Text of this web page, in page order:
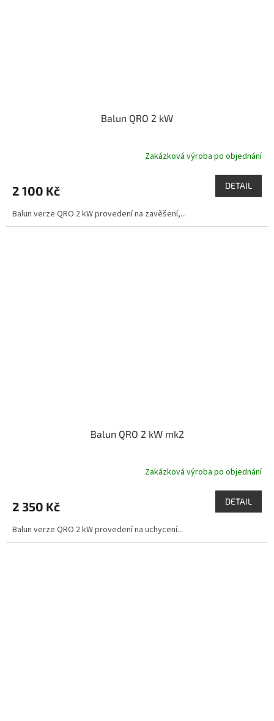
Balun QRO 2 kW
Zakázková výroba po objednání
2 100 Kč DETAIL
Balun verze QRO 2 kW provedení na zavěšení,...
Balun QRO 2 kW mk2
Zakázková výroba po objednání
2 350 Kč DETAIL
Balun verze QRO 2 kW provedení na uchycení...